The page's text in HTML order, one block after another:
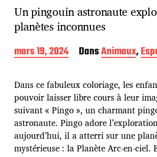
Un pingouin astronaute
planètes inconnues
D
a
e
d
e
p
u
b
l
i
mars 19, 2024 DansAnimaux,
Dans ce fabuleux coloriage, les
pouvoir laisser libre cours à leur
suivant « Pingo », un charmant
astronaute. Pingo adore
aujourd’hui, il a atterri sur une
mystérieuse : la Planète Arc-en-ciel.